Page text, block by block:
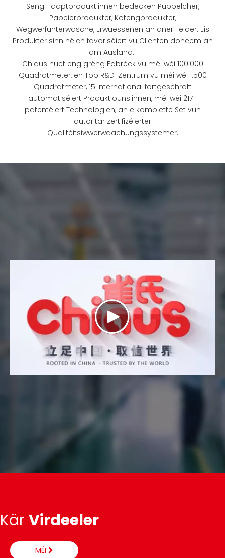
Seng Haaptproduktlinnen bedecken Puppelcher,
Pabeierprodukter, Kotengprodukter,
Wegwerfunterwäsche, Erwuessenen an aner Felder. Eis
Produkter sinn héich favoriséiert vu Clienten doheem an
am Ausland.
Chiaus huet eng gréng Fabréck vu méi wéi 100.000
Quadratmeter, en Top R&D-Zentrum vu méi wéi 1.500
Quadratmeter, 15 international fortgeschratt
automatiséiert Produktiounslinnen, méi wéi 217+
patentéiert Technologien, an e komplette Set vun
autoritär zertifizéierter
Qualitéitsiwwerwaachungssystemer.
Kär Virdeeler
MÉI